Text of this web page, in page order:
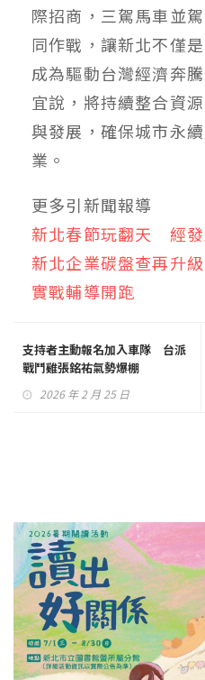
際招商，三駕馬車並
同作戰，讓新北不僅
成為驅動台灣經濟奔
宜說，將持續整合資
與發展，確保城市永
業。
更多引新聞報導
新北春節玩翻天 經
新北企業碳盤查再升
實戰輔導開跑
支持者主動報名加入車隊 台派
戰鬥雞張銘祐氣勢爆棚
2026 年 2 月 25 日